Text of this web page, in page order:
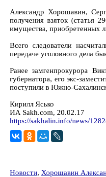
Александр Хорошавин,
получения взяток (статья
имущества, приобретенных
Всего следователи
передаче уголовного дела
Ранее замгенпрокурора
губернатора, его экс-
поступили в Южно-
Кирилл Ясько
ИА Sakh.com, 20.02.17
https://sakhalin.info/news/
Новости, Хорошавин